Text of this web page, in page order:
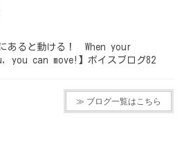
にあると動ける！ When your
you can move!】ボイスブログ82
≫ ブログ一覧はこちら